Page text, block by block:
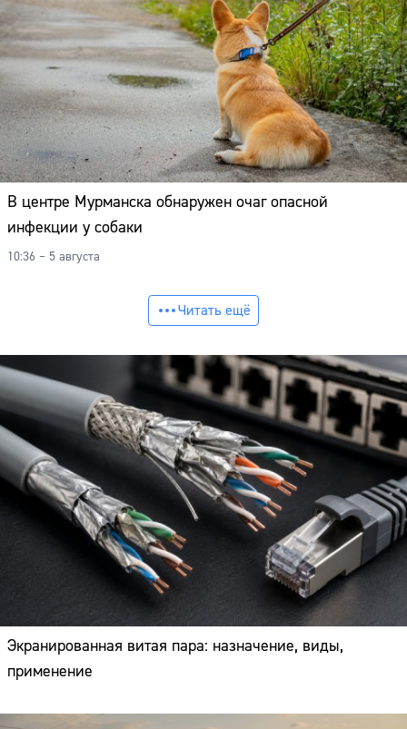
В центре Мурманска обнаружен очаг опасной
инфекции у собаки
10:36 – 5 августа
Читать ещё
Экранированная витая пара: назначение, виды,
применение